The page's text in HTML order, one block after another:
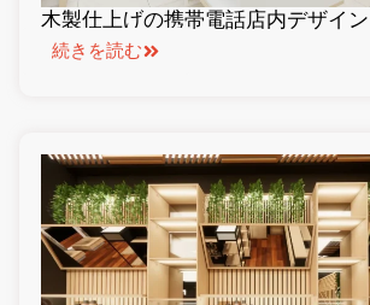
木製仕上げの携帯電話店内デザイン
続きを読む